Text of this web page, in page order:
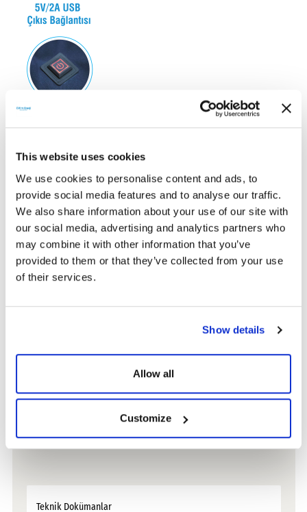
This website uses cookies
We use cookies to personalise content and ads, to
provide social media features and to analyse our traffic.
We also share information about your use of our site with
our social media, advertising and analytics partners who
may combine it with other information that you’ve
provided to them or that they’ve collected from your use
of their services.
Show details
Allow all
Customize
Teknik Dokümanlar